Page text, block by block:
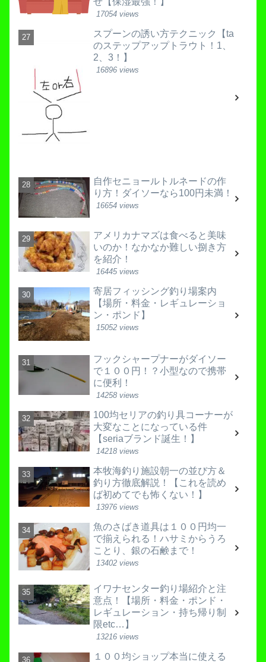
17054 views
スプーンの誘い方テクニック【ta
のステップアップトラウト！1、
2、3！】
16896 views
自作セニョールトルネードの作
り方！ダイソーなら100円未満！
16654 views
アメリカナマズは食べると美味
いのか！なかなか難しい捌き方
を紹介！
16445 views
寄居フィッシング釣り場案内
【場所・料金・レギュレーショ
ン・ポンド】
15052 views
フックシャープナーがダイソー
で１００円！？小型なので携帯
に便利！
14258 views
100均セリアの釣り具コーナーが
大変なことになっている件
【seriaブランド誕生！】
14218 views
本牧海釣り施設朝一の並び方＆
釣り方徹底解説！【これを読め
ば初めてでも怖くない！】
13976 views
魚のさばき道具は１００円均一
で揃えられる！ハサミからうろ
ことり、銀の石鹸まで！
13402 views
イワナセンター釣り場紹介と注
意点！【場所・料金・ポンド・
レギュレーション・持ち帰り制
限etc…】
13216 views
１００均ショップ本当に使える